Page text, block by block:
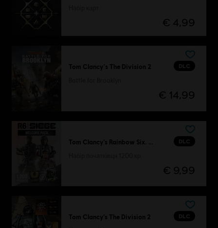
€ 4,99
DLC
Tom Clancy's The Division 2
€ 14,99
DLC
€ 9,99
DLC
Tom Clancy’s The Division 2